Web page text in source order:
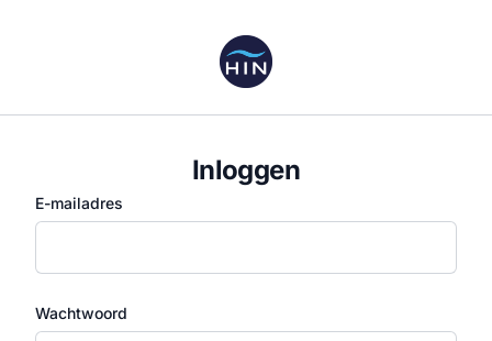
Inloggen
E-mailadres
Wachtwoord